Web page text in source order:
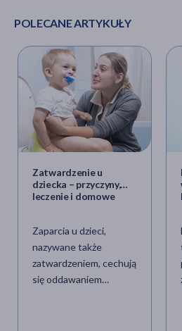
POLECANE ARTYKUŁY
Zatwardzenie u
dziecka – przyczyny,
leczenie i domowe
Zaparcia u dzieci,
nazywane także
zatwardzeniem, cechują
się oddawaniem